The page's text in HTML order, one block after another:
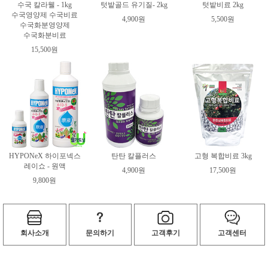
수국 칼라웰 - 1kg
수국영양제 수국비료
수국화분영양제
수국화분비료
15,500원
텃밭골드 유기질- 2kg
4,900원
텃밭비료 2kg
5,500원
HYPONeX 하이포넥스
레이쇼 - 원액
9,800원
탄탄 칼플러스
4,900원
고형 복합비료 3kg
17,500원
회사소개 문의하기 고객후기 고객센터